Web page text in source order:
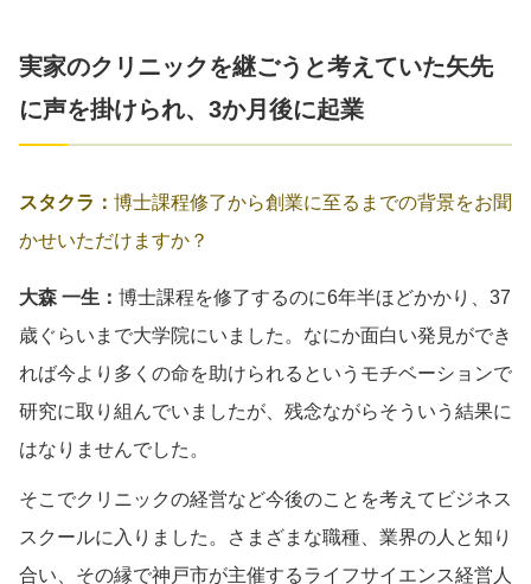
実家のクリニックを継ごうと考えていた矢先
に声を掛けられ、3か月後に起業
スタクラ： 博士課程修了から創業に至るまでの背景をお聞
かせいただけますか？
大森 一生： 博士課程を修了するのに6年半ほどかかり、37
歳ぐらいまで大学院にいました。なにか面白い発見ができ
れば今より多くの命を助けられるというモチベーションで
研究に取り組んでいましたが、残念ながらそういう結果に
はなりませんでした。
そこでクリニックの経営など今後のことを考えてビジネス
スクールに入りました。さまざまな職種、業界の人と知り
合い、その縁で神戸市が主催するライフサイエンス経営人